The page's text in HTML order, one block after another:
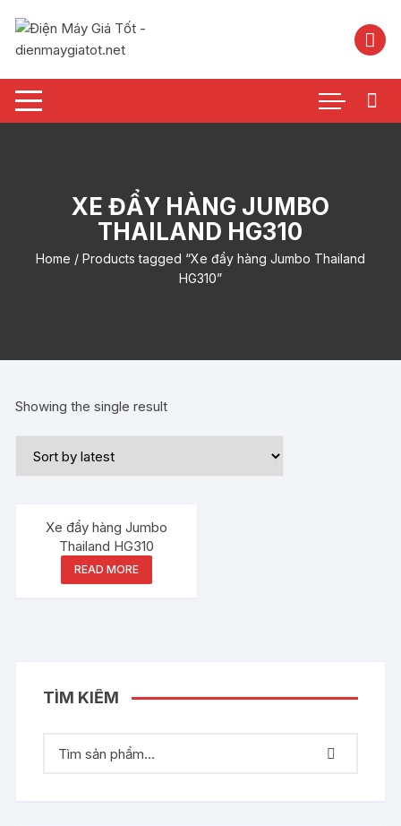
nội
XE ĐẨY HÀNG JUMBO
THAILAND HG310
Home / Products tagged “Xe đẩy hàng Jumbo Thailand
HG310”
Showing the single result
Xe đẩy hàng Jumbo
Thailand HG310
READ MORE
TÌM KIẾM